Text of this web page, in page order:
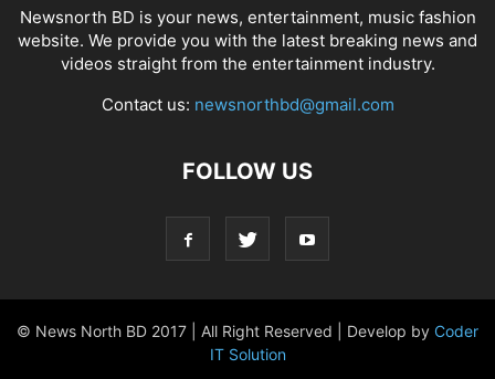
Newsnorth BD is your news, entertainment, music fashion
website. We provide you with the latest breaking news and
videos straight from the entertainment industry.
Contact us: newsnorthbd@gmail.com
FOLLOW US
© News North BD 2017 | All Right Reserved | Develop by Coder
IT Solution